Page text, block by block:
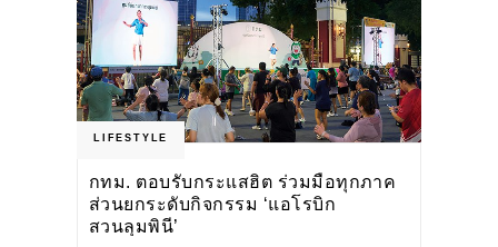
LIFESTYLE
กทม. ตอบรับกระแสฮิต ร่วมมือทุกภาค
ส่วนยกระดับกิจกรรม ‘แอโรบิก
สวนลุมพินี’